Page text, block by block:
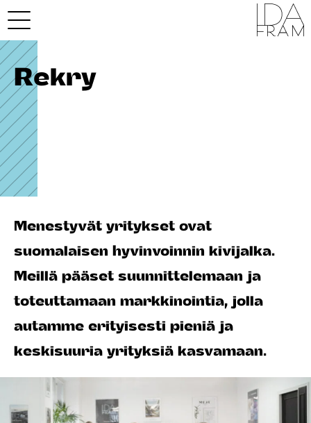
Rekry
Menestyvät yritykset ovat
suomalaisen hyvinvoinnin kivijalka.
Meillä pääset suunnittelemaan ja
toteuttamaan markkinointia, jolla
autamme erityisesti pieniä ja
keskisuuria yrityksiä kasvamaan.